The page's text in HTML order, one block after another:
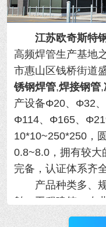
江苏欧奇斯特
高频焊管生产基地
市惠山区钱桥街道
锈钢焊管,焊接钢管,
产设备Φ20、Φ32
Φ114、Φ165、
10*10~250*250，
0.8~8.0，拥有较大
完备，认证体系齐
产品种类多、
舶、工程建筑、农
械、制冷设备等行